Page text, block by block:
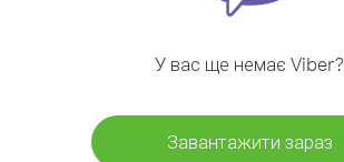
У вас ще немає Viber?
Завантажити зараз